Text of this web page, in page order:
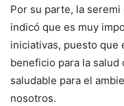
Por su parte, la
indicó que es muy
iniciativas, puesto que
beneficio para la salud
saludable para el
nosotros.